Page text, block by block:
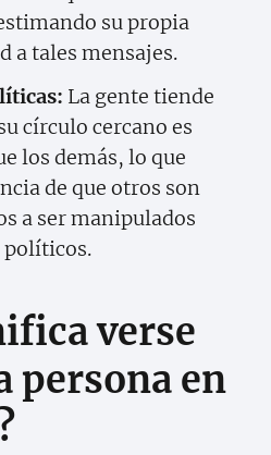
su propia
a tales mensajes.
La gente tiende
círculo cercano es
los demás, lo que
de que otros son
a ser manipulados
políticos.
verse
persona en